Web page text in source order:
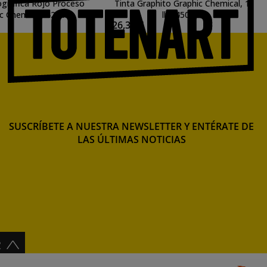
Rojo Proceso
Chemical, 425 ml.
Tinta Graphito Graphic Chemical, 1
lb., 450 gr.
26,35 €
SUSCRÍBETE A NUESTRA NEWSLETTER Y ENTÉRATE DE
LAS ÚLTIMAS NOTICIAS